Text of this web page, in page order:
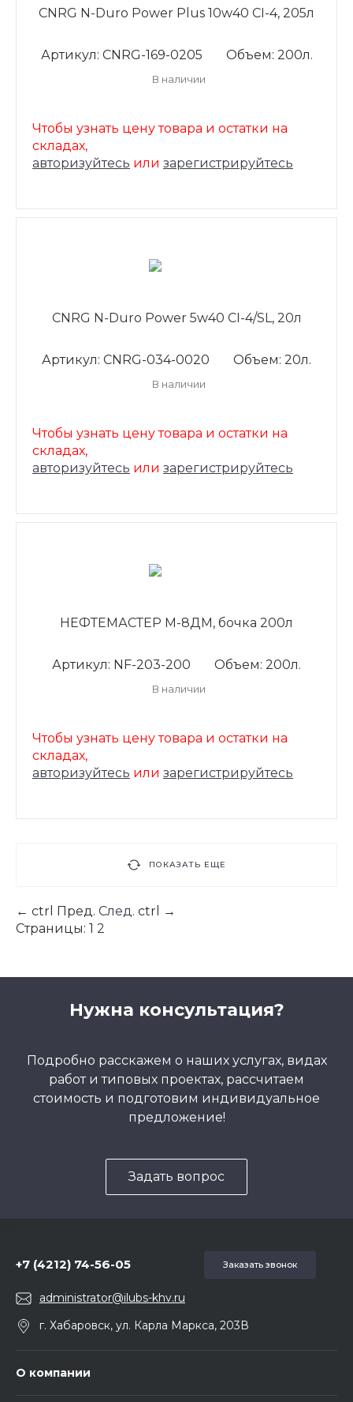
CNRG N-Duro Power Plus 10w40 CI-4, 205л
Артикул: CNRG-169-0205 Объем: 200л.
В наличии
Чтобы узнать цену товара и остатки на
складах,
авторизуйтесь или зарегистрируйтесь
CNRG N-Duro Power 5w40 CI-4/SL, 20л
Артикул: CNRG-034-0020 Объем: 20л.
В наличии
Чтобы узнать цену товара и остатки на
складах,
авторизуйтесь или зарегистрируйтесь
НЕФТЕМАСТЕР М-8ДМ, бочка 200л
Артикул: NF-203-200 Объем: 200л.
В наличии
Чтобы узнать цену товара и остатки на
складах,
авторизуйтесь или зарегистрируйтесь
ПОКАЗАТЬ ЕЩЕ
← ctrl Пред. След. ctrl
→
Страницы: 1 2
Нужна консультация?
Подробно расскажем о наших услугах, видах
работ и типовых проектах, рассчитаем
стоимость и подготовим индивидуальное
предложение!
Задать вопрос
+7 (4212) 74-56-05 Заказать звонок
administrator@ilubs-khv.ru
г. Хабаровск, ул. Карла Маркса, 203В
О компании